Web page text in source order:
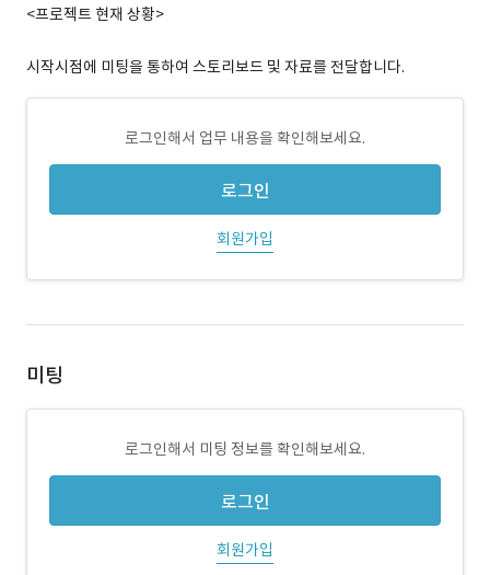
<프로젝트 현재 상황>
시작시점에 미팅을 통하여 스토리보드 및 자료를 전달합니다.
로그인해서 업무 내용을 확인해보세요.
로그인
회원가입
미팅
로그인해서 미팅 정보를 확인해보세요.
로그인
회원가입